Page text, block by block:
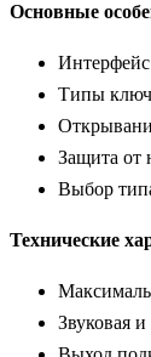
Основные
Типы
Защита от
Выбор
Технические
Звуковая